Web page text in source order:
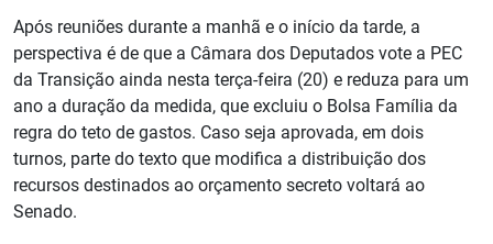
Após reuniões durante a manhã e o início da tarde, a
perspectiva é de que a Câmara dos Deputados vote a PEC
da Transição ainda nesta terça-feira (20) e reduza para um
ano a duração da medida, que excluiu o Bolsa Família da
regra do teto de gastos. Caso seja aprovada, em dois
turnos, parte do texto que modifica a distribuição dos
recursos destinados ao orçamento secreto voltará ao
Senado.